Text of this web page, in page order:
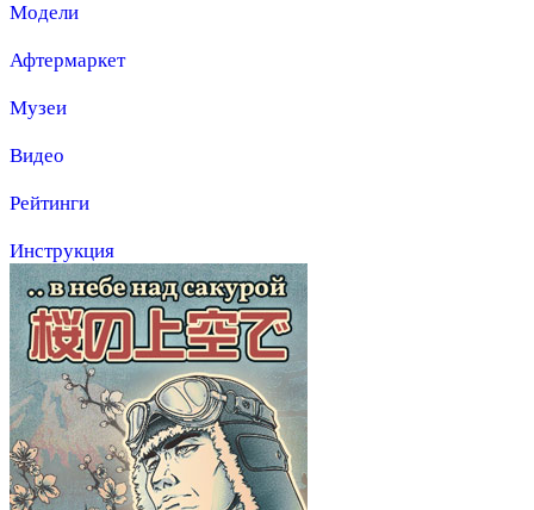
Модели
Афтермаркет
Музеи
Видео
Рейтинги
Инструкция